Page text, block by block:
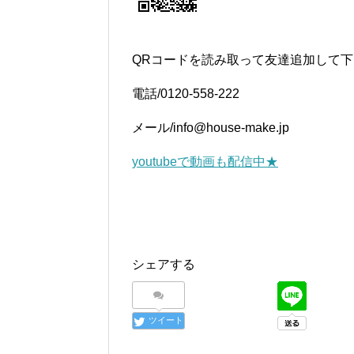
QRコードを読み取って友達追加して
電話/0120-558-222
メール/info@house-make.jp
youtubeで動画も配信中★
シェアする
ツイート